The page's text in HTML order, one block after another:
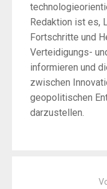
Redaktion ist es,
Fortschritte und
Verteidigungs-
informieren und
zwischen
geopolitischen
darzustellen.